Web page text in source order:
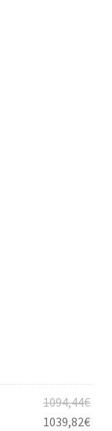
1094,44€Le
prix
1039,82€Le